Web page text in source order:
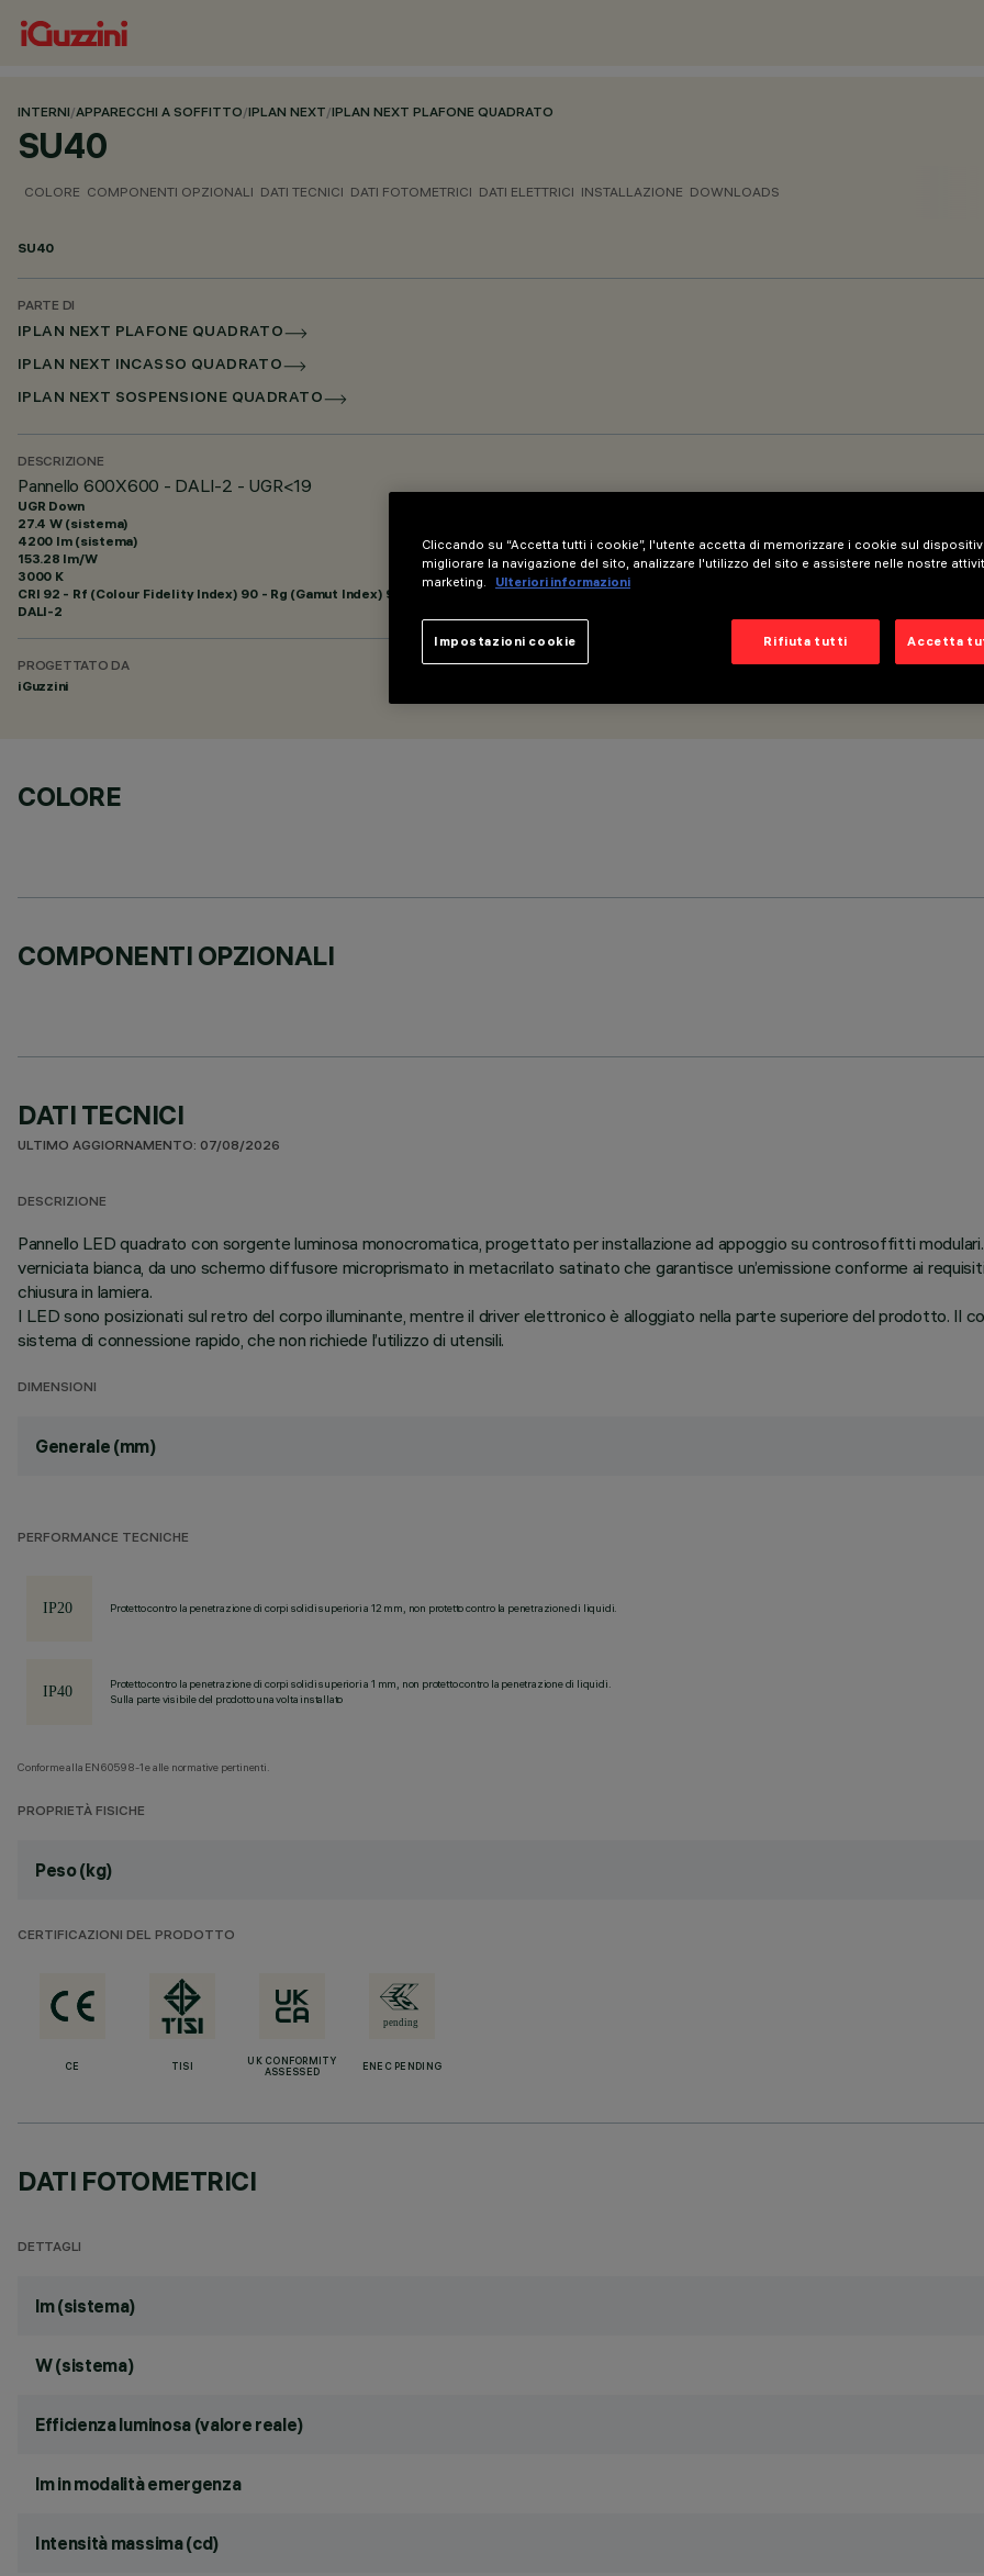
INTERNI/APPARECCHI A SOFFITTO/IPLAN NEXT/IPLAN NEXT PLAFONE QUADRATO
SU40
COLORE COMPONENTI OPZIONALI DATI TECNICI DATI FOTOMETRICI DATI ELETTRICI INSTALLAZIONE DOWNLOADS
SU40
PARTE DI
IPLAN NEXT PLAFONE QUADRATO
IPLAN NEXT INCASSO QUADRATO
IPLAN NEXT SOSPENSIONE QUADRATO
DESCRIZIONE
Pannello 600X600 - DALI-2 - UGR<19
UGR Down
27.4 W (sistema)
4200 lm (sistema)
153.28 lm/W
3000 K
CRI 92 - Rf (Colour Fidelity Index) 90 - Rg (Gamut Index) 99
DALI-2
PROGETTATO DA
iGuzzini
COLORE
COMPONENTI OPZIONALI
DATI TECNICI
ULTIMO AGGIORNAMENTO: 07/08/2026
DESCRIZIONE
Pannello LED quadrato con sorgente luminosa monocromatica, progettato per installazione ad appoggio su controsoffitti
verniciata bianca, da uno schermo diffusore microprismato in metacrilato satinato che garantisce un’emissione conforme ai
chiusura in lamiera.
I LED sono posizionati sul retro del corpo illuminante, mentre il driver elettronico è alloggiato nella parte superiore del prodotto. Il
sistema di connessione rapido, che non richiede l’utilizzo di utensili.
DIMENSIONI
Generale (mm)
PERFORMANCE TECNICHE
Protetto contro la penetrazione di corpi solidi superiori a 12 mm, non protetto contro la penetrazione di liquidi.
Protetto contro la penetrazione di corpi solidi superiori a 1 mm, non protetto contro la penetrazione di liquidi.
Sulla parte visibile del prodotto una volta installato
Conforme alla EN60598-1 e alle normative pertinenti.
PROPRIETÀ FISICHE
Peso (kg)
CERTIFICAZIONI DEL PRODOTTO
CE TISI
UK CONFORMITY
ASSESSED
ENEC PENDING
DATI FOTOMETRICI
DETTAGLI
lm (sistema)
W (sistema)
Efficienza luminosa (valore reale)
lm in modalità emergenza
Intensità massima (cd)
Cliccando su “Accetta tutti i cookie”, l'utente accetta di memorizzare i cookie sul
migliorare la navigazione del sito, analizzare l'utilizzo del sito e assistere nelle nostre
marketing.
Ulteriori informazioni
Rifiuta tutti Accetta
Impostazioni cookie